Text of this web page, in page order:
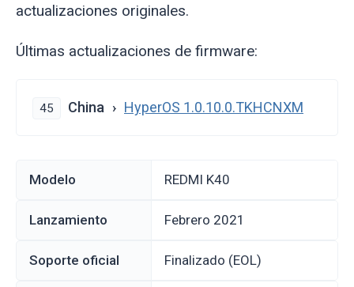
actualizaciones originales.
Últimas actualizaciones de firmware:
45 China HyperOS 1.0.10.0.TKHCNXM
Modelo REDMI K40
Lanzamiento febrero 2021
Soporte oficial Finalizado (EOL)